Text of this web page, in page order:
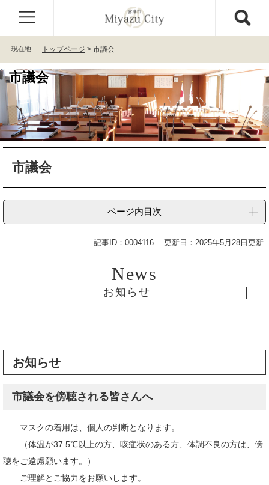
頭
で
す
。
飛
ば
し
て
本
文
現在地 トップページ > 市議会
市議会
市議会
ページ内目次
記事ID：0004116 更新日：2025年5月28日更新
お知らせ
お知らせ
市議会を傍聴される皆さんへ
マスクの着用は、個人の判断となります。
（体温が37.5℃以上の方、咳症状のある方、体調不良の方は、傍
聴をご遠慮願います。）
ご理解とご協力をお願いします。​